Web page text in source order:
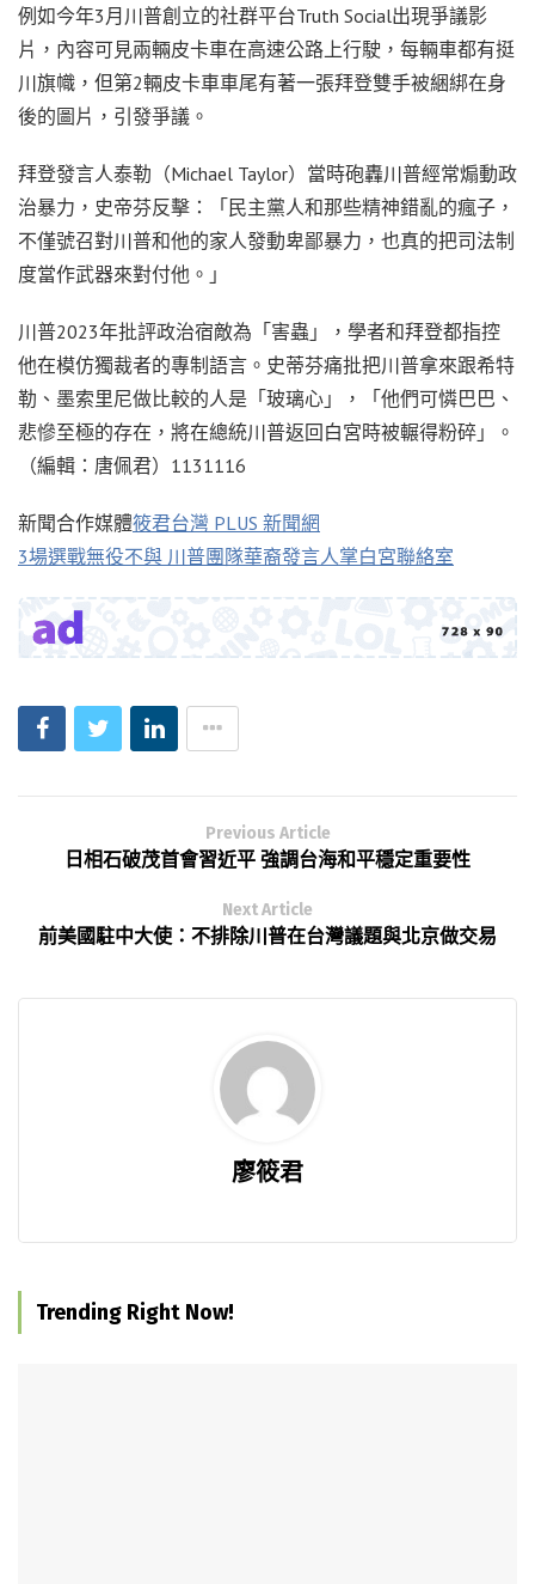
例如今年3月川普創立的社群平台Truth Social出現爭議影
片，內容可見兩輛皮卡車在高速公路上行駛，每輛車都有挺
川旗幟，但第2輛皮卡車車尾有著一張拜登雙手被綑綁在身
後的圖片，引發爭議。
拜登發言人泰勒（Michael Taylor）當時砲轟川普經常煽動政
治暴力，史帝芬反擊：「民主黨人和那些精神錯亂的瘋子，
不僅號召對川普和他的家人發動卑鄙暴力，也真的把司法制
度當作武器來對付他。」
川普2023年批評政治宿敵為「害蟲」，學者和拜登都指控
他在模仿獨裁者的專制語言。史蒂芬痛批把川普拿來跟希特
勒、墨索里尼做比較的人是「玻璃心」，「他們可憐巴巴、
悲慘至極的存在，將在總統川普返回白宮時被輾得粉碎」。
（編輯：唐佩君）1131116
新聞合作媒體筱君台灣 PLUS 新聞網
3場選戰無役不與 川普團隊華裔發言人掌白宮聯絡室
Previous Article
日相石破茂首會習近平 強調台海和平穩定重要性
Next Article
前美國駐中大使：不排除川普在台灣議題與北京做交易
廖筱君
Trending Right Now!